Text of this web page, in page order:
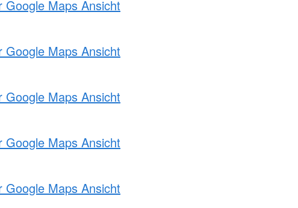
Google Maps Ansicht
Google Maps Ansicht
Google Maps Ansicht
Google Maps Ansicht
Google Maps Ansicht